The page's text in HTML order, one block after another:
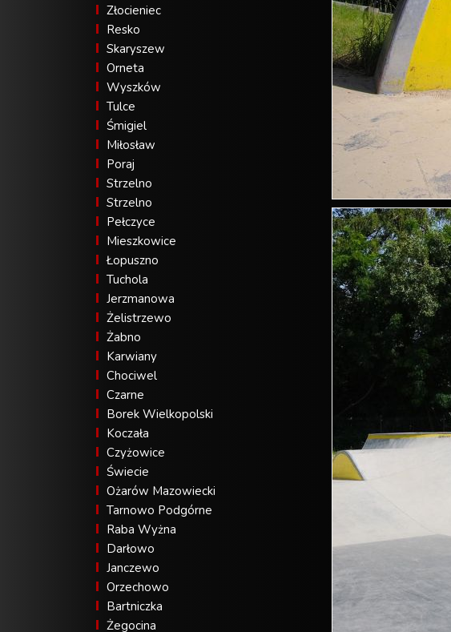
Złocieniec
Resko
Skaryszew
Orneta
Wyszków
Tulce
Śmigiel
Miłosław
Poraj
Strzelno
Strzelno
Pełczyce
Mieszkowice
Łopuszno
Tuchola
Jerzmanowa
Żelistrzewo
Żabno
Karwiany
Chociwel
Czarne
Borek Wielkopolski
Koczała
Czyżowice
Świecie
Ożarów Mazowiecki
Tarnowo Podgórne
Raba Wyżna
Darłowo
Janczewo
Orzechowo
Bartniczka
Żegocina